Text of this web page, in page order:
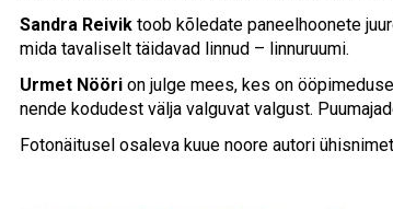
Sandra Reivik toob kõledate paneelhoonete
mida tavaliselt täidavad linnud – linnuruumi.
Urmet Nööri on julge mees, kes on
nende kodudest välja valguvat valgust.
Fotonäitusel osaleva kuue noore autori